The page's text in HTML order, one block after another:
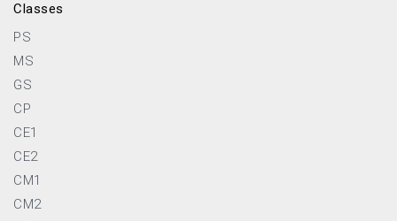
Classes
PS
MS
GS
CP
CE1
CE2
CM1
CM2